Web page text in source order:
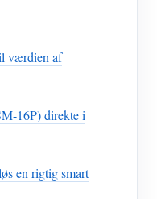
værdien af
16P) direkte i
en rigtig smart